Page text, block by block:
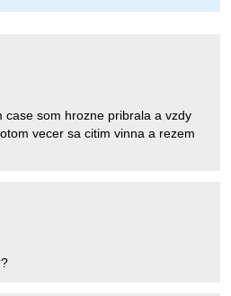
case som hrozne pribrala a vzdy
vecer sa citim vinna a rezem